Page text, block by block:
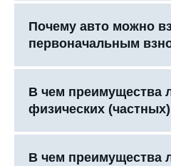
Почему авто можно
первоначальным
В чем преимущества
физических
В чем преимущества